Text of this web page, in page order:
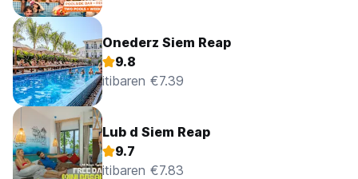
Onederz Siem Reap
9.8
itibaren €7.39
Lub d Siem Reap
9.7
itibaren €7.83